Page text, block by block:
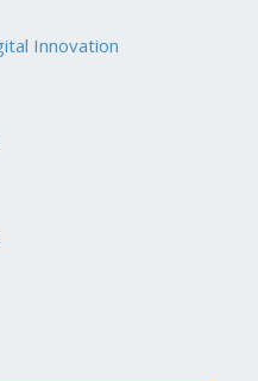
Innovation